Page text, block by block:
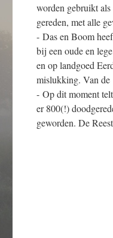
worden gebruikt
gereden, met alle
- Das en Boom
bij een oude en
en op landgoed
mislukking. Van de
- Op dit moment
er 800(!)
geworden. De